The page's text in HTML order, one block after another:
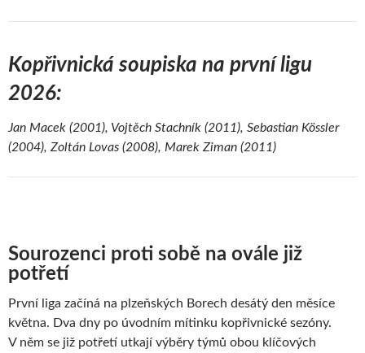
Kopřivnická soupiska na první ligu
2026:
Jan Macek (2001), Vojtěch Stachník (2011), Sebastian Kössler
(2004), Zoltán Lovas (2008), Marek Ziman (2011)
Sourozenci proti sobě na ovále již
potřetí
První liga začíná na plzeňských Borech desátý den měsíce
května. Dva dny po úvodním mítinku kopřivnické sezóny.
V něm se již potřetí utkají výběry týmů obou klíčových